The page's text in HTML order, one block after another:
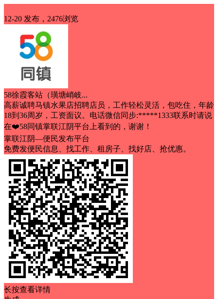
12-20 发布，2476浏览
58徐霞客站（璜塘峭岐...
高薪诚聘马镇水果店招聘店员，工作轻松灵活，包吃住，年龄
18到36周岁，工资面议。电话微信同步:*****1333联系时请说
在❤️58同镇掌联江阴平台上看到的，谢谢！
掌联江阴—便民发布平台
免费发便民信息、找工作、租房子、找好店、抢优惠。
长按查看详情